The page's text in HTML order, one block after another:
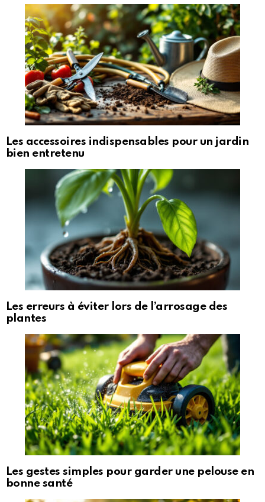
Les accessoires indispensables pour un jardin
bien entretenu
Les erreurs à éviter lors de l’arrosage des
plantes
Les gestes simples pour garder une pelouse en
bonne santé